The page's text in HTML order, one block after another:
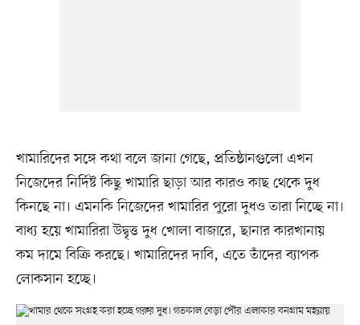
খামারিদের সঙ্গে কথা বলে জানা গেছে, প্রতিষ্ঠানগুলো এখন
নিজেদের নির্দিষ্ট কিছু খামারি ছাড়া আর কারও কাছ থেকে দুধ
কিনছে না। এমনকি নিজেদের খামারির পুরো দুধও তারা নিচ্ছে না।
বাধ্য হয়ে খামারিরা উদ্বৃত্ত দুধ খোলা বাজারে, ছানার কারখানায়
কম দামে বিক্রি করছে। খামারিদের দাবি, এতে তাঁদের ব্যাপক
লোকসান হচ্ছে।